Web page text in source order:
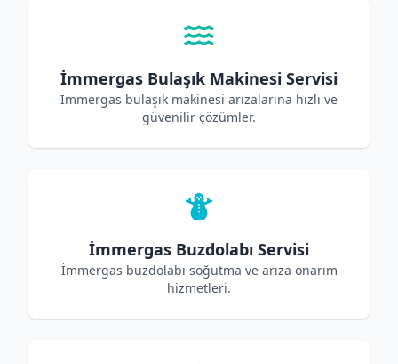
İmmergas Bulaşık Makinesi Servisi
İmmergas bulaşık makinesi arızalarına hızlı ve
güvenilir çözümler.
İmmergas Buzdolabı Servisi
İmmergas buzdolabı soğutma ve arıza onarım
hizmetleri.